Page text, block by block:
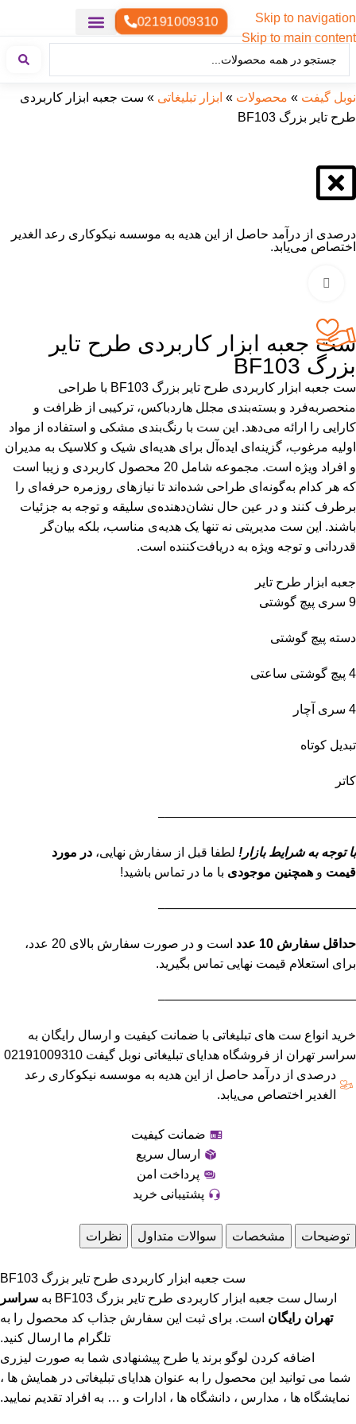
Skip to navigation
Skip to main content
02191009310
نوبل گیفت » محصولات » ابزار تبلیغاتی » ست جعبه ابزار کاربردی
طرح تایر بزرگ BF103
درصدی از درآمد حاصل از این هدیه به موسسه نیکوکاری رعد الغدیر
اختصاص می‌یابد.
ست جعبه ابزار کاربردی طرح تایر
بزرگ BF103
ست جعبه ابزار کاربردی طرح تایر بزرگ BF103 با طراحی
منحصربه‌فرد و بسته‌بندی مجلل هاردباکس، ترکیبی از ظرافت و
کارایی را ارائه می‌دهد. این ست با رنگ‌بندی مشکی و استفاده از مواد
اولیه مرغوب، گزینه‌ای ایده‌آل برای هدیه‌ای شیک و کلاسیک به مدیران
و افراد ویژه است. مجموعه شامل 20 محصول کاربردی و زیبا است
که هر کدام به‌گونه‌ای طراحی شده‌اند تا نیازهای روزمره حرفه‌ای را
برطرف کنند و در عین حال نشان‌دهنده‌ی سلیقه و توجه به جزئیات
باشند. این ست مدیریتی نه تنها یک هدیه‌ی مناسب، بلکه بیان‌گر
قدردانی و توجه ویژه به دریافت‌کننده است.
جعبه ابزار طرح تایر
9 سری پیچ گوشتی
دسته پیچ گوشتی
4 پیچ گوشتی ساعتی
4 سری آچار
تبدیل کوتاه
کاتر
———————————————–
با توجه به شرایط بازار! لطفا قبل از سفارش نهایی، در مورد
قیمت و همچنین موجودی با ما در تماس باشید!
———————————————–
حداقل سفارش 10 عدد
است و در صورت سفارش بالای 20 عدد،
برای استعلام قیمت نهایی تماس بگیرید.
———————————————–
خرید انواع ست های تبلیغاتی با ضمانت کیفیت و ارسال رایگان به
سراسر تهران از فروشگاه هدایای تبلیغاتی نوبل گیفت 02191009310
درصدی از درآمد حاصل از این هدیه به موسسه نیکوکاری رعد
الغدیر اختصاص می‌یابد.
ضمانت کیفیت
ارسال سریع
پرداخت امن
پشتیبانی خرید
توضیحات مشخصات سوالات متداول نظرات
ست جعبه ابزار کاربردی طرح تایر بزرگ BF103
ارسال ست جعبه ابزار کاربردی طرح تایر بزرگ BF103 به
سراسر
تهران رایگان است. برای ثبت این سفارش جذاب کد محصول را به
تلگرام ما ارسال کنید.
اضافه کردن لوگو برند یا طرح پیشنهادی شما به صورت لیزری
شما می توانید این محصول را به عنوان هدایای تبلیغاتی در همایش ها ،
نمایشگاه ها ، مدارس ، دانشگاه ها ، ادارات و … به افراد تقدیم نمایید.